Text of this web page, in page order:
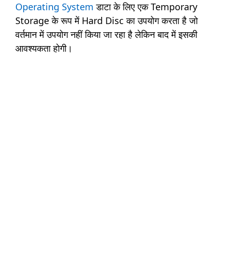
Operating System डाटा के लिए एक Temporary
Storage के रूप में Hard Disc का उपयोग करता है जो
वर्तमान में उपयोग नहीं किया जा रहा है लेकिन बाद में इसकी
आवश्यकता होगी।